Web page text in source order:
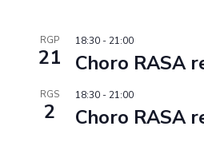
RGP
21
18:30- 21:00
Choro RASA
RGS
2
18:30- 21:00
Choro RASA